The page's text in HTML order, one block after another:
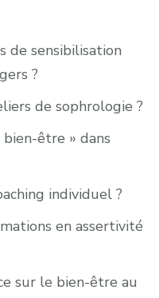
de sensibilisation
?
de sophrologie ?
être » dans
individuel ?
en assertivité
sur le bien-être au